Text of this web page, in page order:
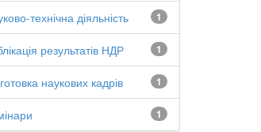
1
технічна діяльність
1
результатів НДР
1
наукових кадрів
1